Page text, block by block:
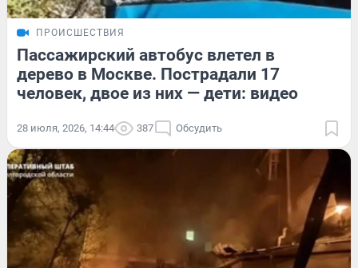
ПРОИСШЕСТВИЯ
Пассажирский автобус влетел в
дерево в Москве. Пострадали 17
человек, двое из них — дети: видео
28 июля, 2026, 14:44 387 Обсудить